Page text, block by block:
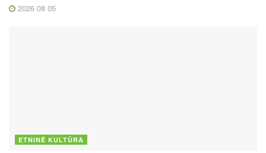
2026 08 05
ETNINĖ KULTŪRA